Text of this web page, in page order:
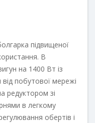
підвищеної
В
на 1400 Вт із
побутової мережі
редуктором зі
в легкому
обертів і